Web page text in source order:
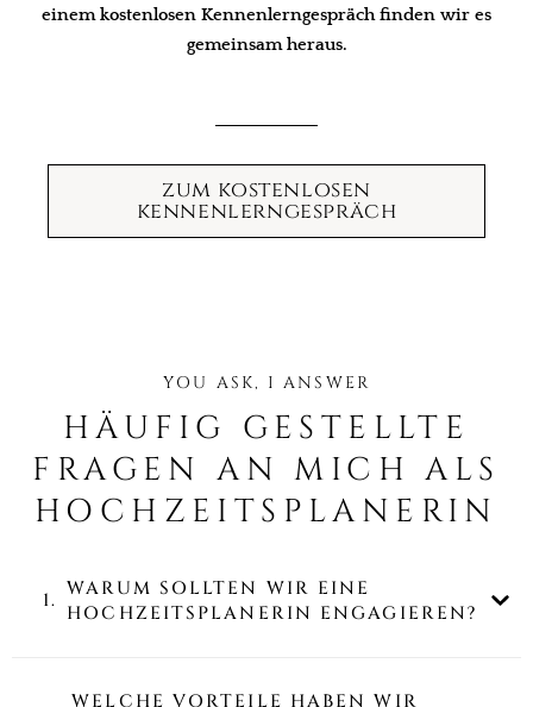
einem kostenlosen Kennenlerngespräch finden wir es
gemeinsam heraus.
zum kostenlosen
kennenlerngespräch
YOU ASK, I ANSWER
HÄUFIG GESTELLTE
FRAGEN AN MICH ALS
HOCHZEITSPLANERIN
1. WARUM SOLLTEN WIR EINE
HOCHZEITSPLANERIN ENGAGIEREN?
WELCHE VORTEILE HABEN WIR